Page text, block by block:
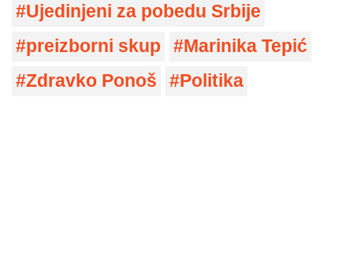
Ujedinjeni za pobedu Srbije
preizborni skup
Marinika Tepić
Zdravko Ponoš
Politika